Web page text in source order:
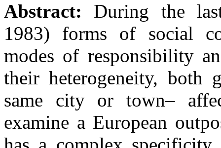
Abstract: During the
1983) forms of social
modes of responsibility
their heterogeneity, both
same city or town–
examine a European